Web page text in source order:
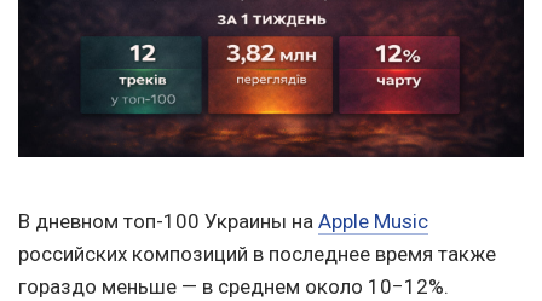
В дневном топ-100 Украины на Apple Music
российских композиций в последнее время также
гораздо меньше — в среднем около 10−12%.